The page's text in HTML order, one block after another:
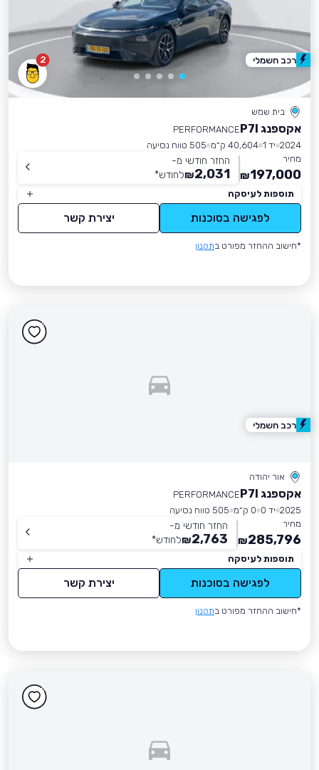
2
בית שמש
אקספנג P7I
PERFORMANCE
2024 יד 1 40,604 ק״מ
505 טווח נסיעה
מחיר
197,000
₪
החזר חודשי מ-
2,031
₪לחודש*
תוספות לעיסקה
לפגישה בסוכנות יצירת קשר
*חישוב ההחזר מפורט בתקנון
רכב חשמלי
אור יהודה
אקספנג P7I
PERFORMANCE
2025 יד 0 0 ק״מ
505 טווח נסיעה
מחיר
285,796
₪
החזר חודשי מ-
2,763
₪לחודש*
תוספות לעיסקה
לפגישה בסוכנות יצירת קשר
*חישוב ההחזר מפורט בתקנון
רכב חשמלי